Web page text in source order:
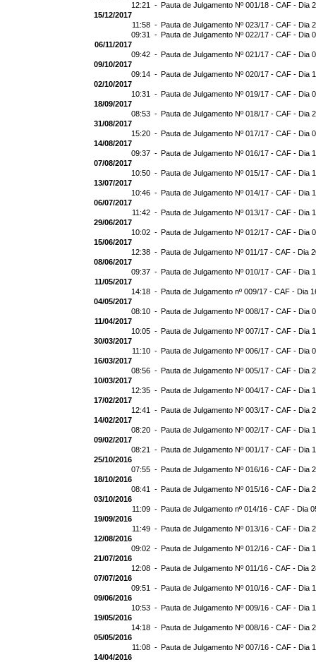
12:21 - Pauta de Julgamento Nº 001/18 - CAF - Dia
15/12/2017
11:58 - Pauta de Julgamento Nº 023/17 - CAF - Dia
09:31 - Pauta de Julgamento Nº 022/17 - CAF - Dia
06/11/2017
09:42 - Pauta de Julgamento Nº 021/17 - CAF - Dia
09/10/2017
09:14 - Pauta de Julgamento Nº 020/17 - CAF - Dia
02/10/2017
10:31 - Pauta de Julgamento Nº 019/17 - CAF - Dia
18/09/2017
08:53 - Pauta de Julgamento Nº 018/17 - CAF - Dia
31/08/2017
15:20 - Pauta de Julgamento Nº 017/17 - CAF - Dia
14/08/2017
09:37 - Pauta de Julgamento Nº 016/17 - CAF - Dia
07/08/2017
10:50 - Pauta de Julgamento Nº 015/17 - CAF - Dia
13/07/2017
10:46 - Pauta de Julgamento Nº 014/17 - CAF - Dia
06/07/2017
11:42 - Pauta de Julgamento Nº 013/17 - CAF - Dia
29/06/2017
10:02 - Pauta de Julgamento Nº 012/17 - CAF - Dia
15/06/2017
12:38 - Pauta de Julgamento Nº 011/17 - CAF - Dia
08/06/2017
09:37 - Pauta de Julgamento Nº 010/17 - CAF - Dia
11/05/2017
14:18 - Pauta de Julgamento nº 009/17 - CAF - Dia
04/05/2017
08:10 - Pauta de Julgamento Nº 008/17 - CAF - Dia
11/04/2017
10:05 - Pauta de Julgamento Nº 007/17 - CAF - Dia
30/03/2017
11:10 - Pauta de Julgamento Nº 006/17 - CAF - Dia
16/03/2017
08:56 - Pauta de Julgamento Nº 005/17 - CAF - Dia
10/03/2017
12:35 - Pauta de Julgamento Nº 004/17 - CAF - Dia
17/02/2017
12:41 - Pauta de Julgamento Nº 003/17 - CAF - Dia
14/02/2017
08:20 - Pauta de Julgamento Nº 002/17 - CAF - Dia
09/02/2017
08:21 - Pauta de Julgamento Nº 001/17 - CAF - Dia
25/10/2016
07:55 - Pauta de Julgamento Nº 016/16 - CAF - Dia
18/10/2016
08:41 - Pauta de Julgamento Nº 015/16 - CAF - Dia
03/10/2016
11:09 - Pauta de Julgamento nº 014/16 - CAF - Dia
19/09/2016
11:49 - Pauta de Julgamento Nº 013/16 - CAF - Dia
12/08/2016
09:02 - Pauta de Julgamento Nº 012/16 - CAF - Dia
21/07/2016
12:08 - Pauta de Julgamento Nº 011/16 - CAF - Dia
07/07/2016
09:51 - Pauta de Julgamento Nº 010/16 - CAF - Dia
09/06/2016
10:53 - Pauta de Julgamento Nº 009/16 - CAF - Dia
19/05/2016
14:18 - Pauta de Julgamento Nº 008/16 - CAF - Dia
05/05/2016
11:08 - Pauta de Julgamento Nº 007/16 - CAF - Dia
14/04/2016